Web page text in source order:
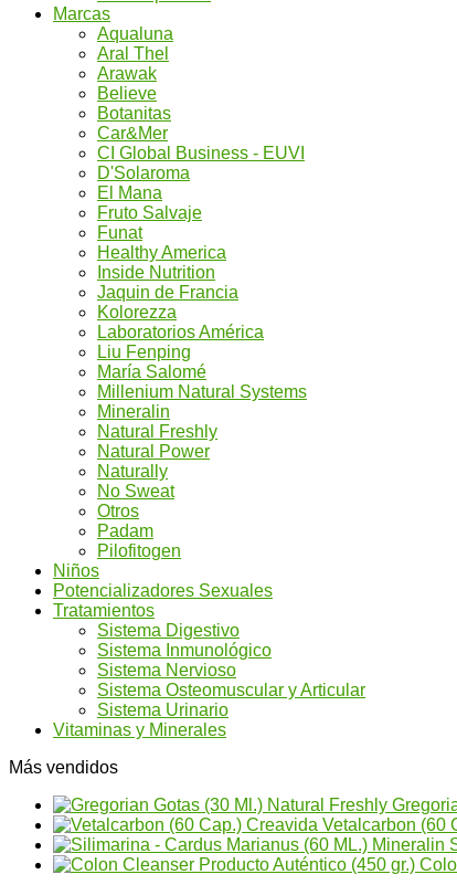
Marcas
Aqualuna
Aral Thel
Arawak
Believe
Botanitas
Car&Mer
CI Global Business - EUVI
D'Solaroma
El Mana
Fruto Salvaje
Funat
Healthy America
Inside Nutrition
Jaquin de Francia
Kolorezza
Laboratorios América
Liu Fenping
María Salomé
Millenium Natural Systems
Mineralin
Natural Freshly
Natural Power
Naturally
No Sweat
Otros
Padam
Pilofitogen
Niños
Potencializadores Sexuales
Tratamientos
Sistema Digestivo
Sistema Inmunológico
Sistema Nervioso
Sistema Osteomuscular y Articular
Sistema Urinario
Vitaminas y Minerales
Más vendidos
Vetalcarbon (60